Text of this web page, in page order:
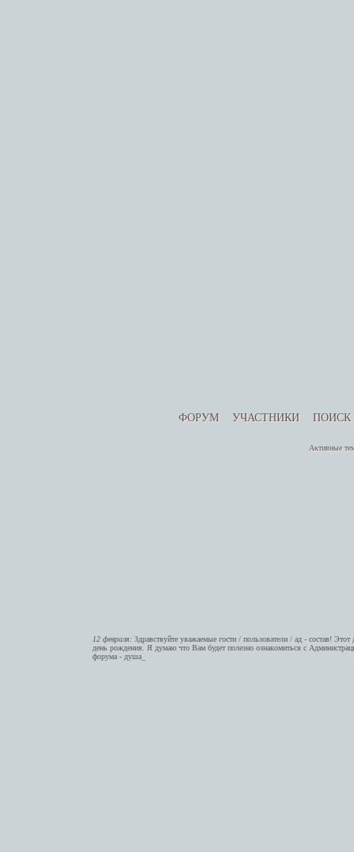
ФОРУМ УЧАСТНИКИ ПОИСК
Активные
12 февраля: Здравствуйте уважаемые гости / пользователи / ад - состав!
день рождения. Я думаю что Вам будет полезно ознакомиться с
форума - душа_